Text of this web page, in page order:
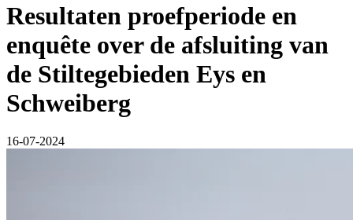
Resultaten proefperiode en
enquête over de afsluiting van
de Stiltegebieden Eys en
Schweiberg
16-07-2024